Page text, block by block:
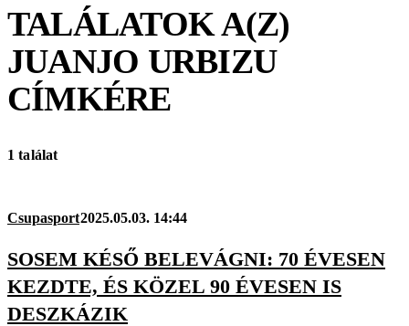
TALÁLATOK A(Z)
JUANJO URBIZU
CÍMKÉRE
1 találat
Csupasport2025.05.03. 14:44
SOSEM KÉSŐ BELEVÁGNI: 70 ÉVESEN
KEZDTE, ÉS KÖZEL 90 ÉVESEN IS
DESZKÁZIK